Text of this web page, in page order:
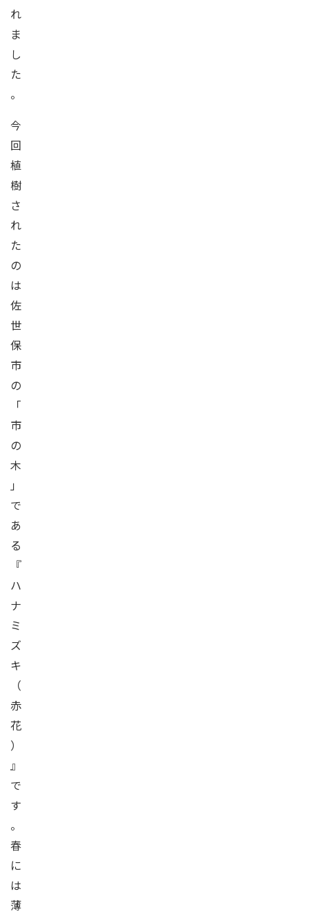
れ
ま
し
た
。
今
回
植
樹
さ
れ
た
の
は
佐
世
保
市
の
「
市
の
木
」
で
あ
る
『
ハ
ナ
ミ
ズ
キ
（
赤
花
）
』
で
す
。
春
に
は
薄